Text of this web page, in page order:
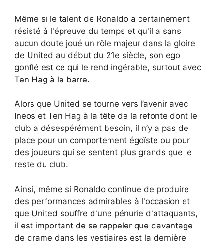
Même si le talent de Ronaldo a certainement
résisté à l'épreuve du temps et qu'il a sans
aucun doute joué un rôle majeur dans la gloire
de United au début du 21e siècle, son ego
gonflé est ce qui le rend ingérable, surtout avec
Ten Hag à la barre.
Alors que United se tourne vers l’avenir avec
Ineos et Ten Hag à la tête de la refonte dont le
club a désespérément besoin, il n’y a pas de
place pour un comportement égoïste ou pour
des joueurs qui se sentent plus grands que le
reste du club.
Ainsi, même si Ronaldo continue de produire
des performances admirables à l'occasion et
que United souffre d'une pénurie d'attaquants,
il est important de se rappeler que davantage
de drame dans les vestiaires est la dernière